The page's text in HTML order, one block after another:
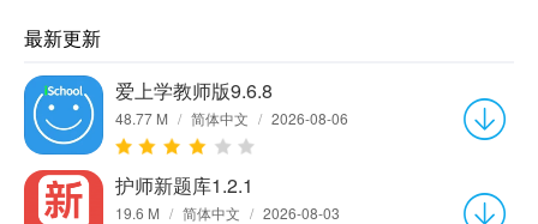
最新更新
爱上学教师版9.6.8
48.77 M / 简体中文 / 2026-08-06
护师新题库1.2.1
19.6 M / 简体中文 / 2026-08-03